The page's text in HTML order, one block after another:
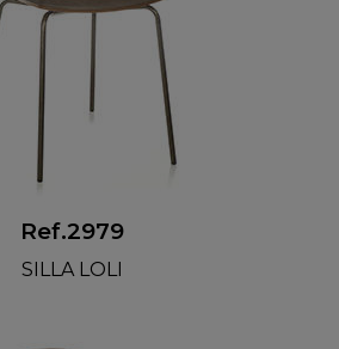
Ref.2979
SILLA LOLI